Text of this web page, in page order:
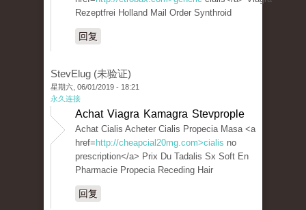
Rezeptfrei Holland Mail Order Synthroid
回复
StevElug (未验证)
星期六, 06/01/2019 - 18:21
永久连接
Achat Viagra Kamagra Stevprople
Achat Cialis Acheter Cialis Propecia Masa <a
href= http://cheapcial20mg.com>cialis no
prescription</a> Prix Du Tadalis Sx Soft En
Pharmacie Propecia Receding Hair
回复